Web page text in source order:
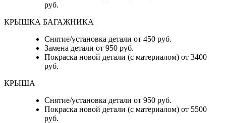
руб.
КРЫШКА БАГАЖНИКА
Снятие/установка детали от 450 руб.
Замена детали от 950 руб.
Покраска новой детали (с материалом) от 3400
руб.
КРЫША
Снятие/установка детали от 950 руб.
Покраска новой детали (с материалом) от 5500
руб.